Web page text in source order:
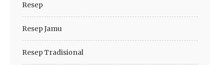
Resep
Resep Jamu
Resep Tradisional